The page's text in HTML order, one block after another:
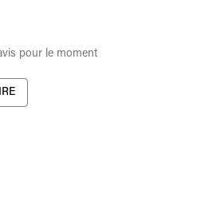
pour le moment